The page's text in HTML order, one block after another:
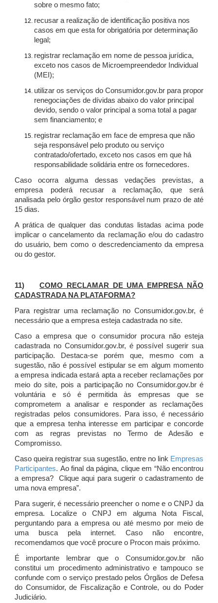
sobre o mesmo fato;
recusar a realização de identificação positiva nos
casos em que esta for obrigatória por determinação
legal;
registrar reclamação em nome de pessoa jurídica,
exceto nos casos de Microempreendedor Individual
(MEI);
utilizar os serviços do Consumidor.gov.br para propor
renegociações de dívidas abaixo do valor principal
devido, sendo o valor principal a soma total a pagar
sem financiamento; e
registrar reclamação em face de empresa que não
seja responsável pelo produto ou serviço
contratado/ofertado, exceto nos casos em que há
responsabilidade solidária entre os fornecedores.
Caso ocorra alguma dessas vedações previstas, a
empresa poderá recusar a reclamação, que será
analisada pelo órgão gestor responsável num prazo de até
15 dias.
A prática de qualquer das condutas listadas acima pode
implicar o cancelamento da reclamação e/ou do cadastro
do usuário, bem como o descredenciamento da empresa
ou do gestor.
11)COMO RECLAMAR DE UMA EMPRESA NÃO
CADASTRADA NA PLATAFORMA?
Para registrar uma reclamação no Consumidor.gov.br, é
necessário que a empresa esteja cadastrada no site.
Caso a empresa que o consumidor procura não esteja
cadastrada no Consumidor.gov.br, é possível sugerir sua
participação. Destaca-se porém que, mesmo com a
sugestão, não é possível estipular se em algum momento
a empresa indicada estará apta a receber reclamações por
meio do site, pois a participação no Consumidor.gov.br é
voluntária e só é permitida às empresas que se
comprometem a analisar e responder as reclamações
registradas pelos consumidores. Para isso, é necessário
que a empresa tenha interesse em participar e concorde
com as regras previstas no Termo de Adesão e
Compromisso.
Caso queira registrar sua sugestão, entre no link Empresas
Participantes. Ao final da página, clique em “Não encontrou
a empresa? Clique aqui para sugerir o cadastramento de
uma nova empresa”.
Para sugerir, é necessário preencher o nome e o CNPJ da
empresa. Localize o CNPJ em alguma Nota Fiscal,
perguntando para a empresa ou até mesmo por meio de
uma busca pela internet. Caso não encontre,
recomendamos que você procure o Procon mais próximo.
É importante lembrar que o Consumidor.gov.br não
constitui um procedimento administrativo e tampouco se
confunde com o serviço prestado pelos Órgãos de Defesa
do Consumidor, de Fiscalização e Controle, ou do Poder
Judiciário.